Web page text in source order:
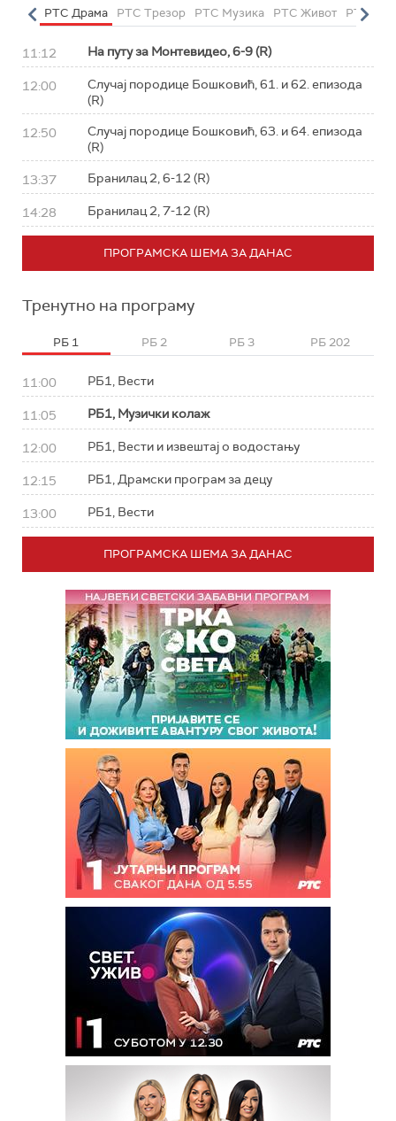
РТС Драма РТС Трезор РТС Музика РТС Живот РТС
11:12 На путу за Монтевидео, 6-9 (R)
12:00
Случај породице Бошковић, 61. и 62. епизода
(R)
12:50
Случај породице Бошковић, 63. и 64. епизода
(R)
13:37 Бранилац 2, 6-12 (R)
14:28 Бранилац 2, 7-12 (R)
ПРОГРАМСКА ШЕМА ЗА ДАНАС
Тренутно на програму
РБ 1 РБ 2 РБ 3 РБ 202
11:00 РБ1, Вести
11:05 РБ1, Музички колаж
12:00 РБ1, Вести и извештај о водостању
12:15 РБ1, Драмски програм за децу
13:00 РБ1, Вести
ПРОГРАМСКА ШЕМА ЗА ДАНАС